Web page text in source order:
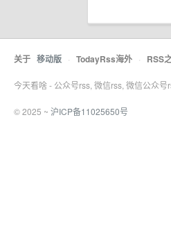
关于 移动版 · TodayRss海外 · RSS
今天看啥 - 公众号rss, 微信rss, 微信公众
© 2025 ~ 沪ICP备11025650号